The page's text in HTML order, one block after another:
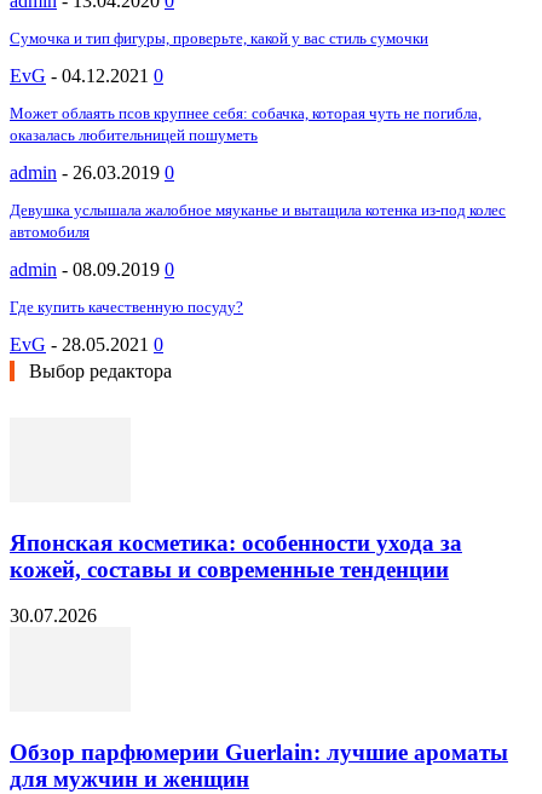
Сумочка и тип фигуры, проверьте, какой у вас стиль сумочки
EvG - 04.12.2021 0
Может облаять псов крупнее себя: собачка, которая чуть не погибла,
оказалась любительницей пошуметь
admin - 26.03.2019 0
Девушка услышала жалобное мяуканье и вытащила котенка из-под колес
автомобиля
admin - 08.09.2019 0
Где купить качественную посуду?
EvG - 28.05.2021 0
Выбор редактора
Японская косметика: особенности ухода за
кожей, составы и современные тенденции
30.07.2026
Обзор парфюмерии Guerlain: лучшие ароматы
для мужчин и женщин